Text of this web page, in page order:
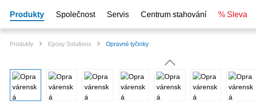
Produkty Společnost Servis Centrum stahování % Sleva
Produkty Epoxy Solutions Opravné tyčinky
Přeskočit galerii obrázků